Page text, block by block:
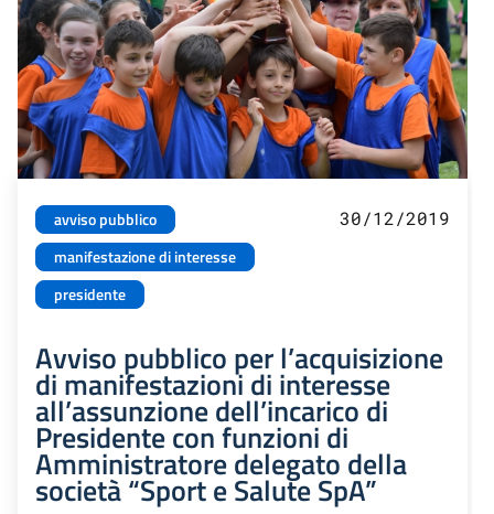
avviso pubblico
manifestazione di interesse
presidente
30/12/2019
Avviso pubblico per l’acquisizione
di manifestazioni di interesse
all’assunzione dell’incarico di
Presidente con funzioni di
Amministratore delegato della
società “Sport e Salute SpA”